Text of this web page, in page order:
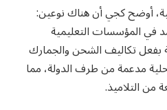
أوضح كجي أن هناك نوعين:
في المؤسسات التعليمية
بفعل تكاليف الشحن والجمارك
مدعمة من طرف الدولة، مما
من التلاميذ.